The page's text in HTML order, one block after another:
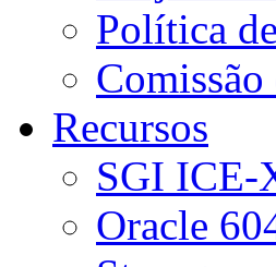
Política
Recursos
SGI ICE-
Oracle